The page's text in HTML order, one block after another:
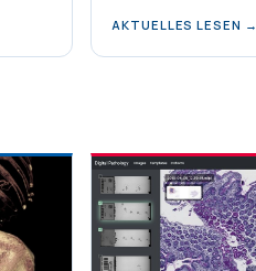
AKTUELLES LESEN →